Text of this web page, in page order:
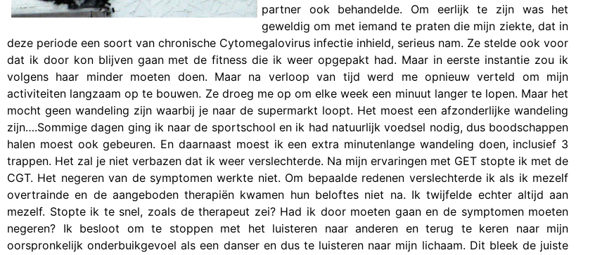
partner ook behandelde. Om eerlijk te zijn was het
geweldig om met iemand te praten die mijn ziekte, dat in
deze periode een soort van chronische Cytomegalovirus infectie inhield, serieus nam. Ze stelde ook voor
dat ik door kon blijven gaan met de fitness die ik weer opgepakt had. Maar in eerste instantie zou ik
volgens haar minder moeten doen. Maar na verloop van tijd werd me opnieuw verteld om mijn
activiteiten langzaam op te bouwen. Ze droeg me op om elke week een minuut langer te lopen. Maar het
mocht geen wandeling zijn waarbij je naar de supermarkt loopt. Het moest een afzonderlijke wandeling
zijn….Sommige dagen ging ik naar de sportschool en ik had natuurlijk voedsel nodig, dus boodschappen
halen moest ook gebeuren. En daarnaast moest ik een extra minutenlange wandeling doen, inclusief 3
trappen. Het zal je niet verbazen dat ik weer verslechterde. Na mijn ervaringen met GET stopte ik met de
CGT. Het negeren van de symptomen werkte niet. Om bepaalde redenen verslechterde ik als ik mezelf
overtrainde en de aangeboden therapiën kwamen hun beloftes niet na. Ik twijfelde echter altijd aan
mezelf. Stopte ik te snel, zoals de therapeut zei? Had ik door moeten gaan en de symptomen moeten
negeren? Ik besloot om te stoppen met het luisteren naar anderen en terug te keren naar mijn
oorspronkelijk onderbuikgevoel als een danser en dus te luisteren naar mijn lichaam. Dit bleek de juiste